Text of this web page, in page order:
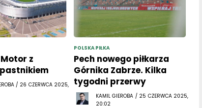
z
/ 26 CZERWCA 2025,
POLSKA PIŁKA
Pech nowego piłkarza
Górnika Zabrze. Kilka
tygodni przerwy
KAMIL GIEROBA / 25 CZERWCA 2025,
20:02